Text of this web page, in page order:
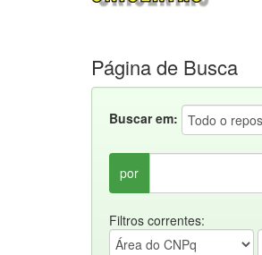
Página de Busca
Buscar em:
por
Filtros correntes: